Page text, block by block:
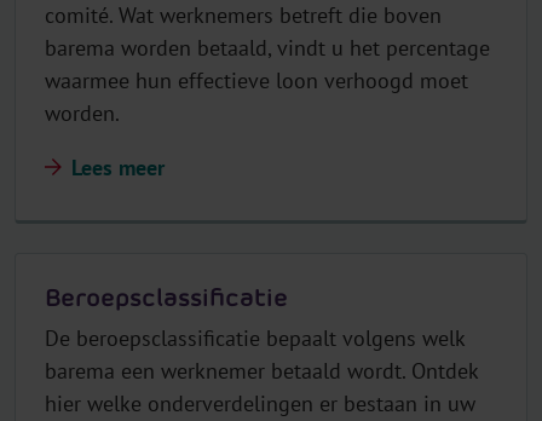
comité. Wat werknemers betreft die boven
barema worden betaald, vindt u het percentage
waarmee hun effectieve loon verhoogd moet
worden.
Lees meer
Beroepsclassificatie
De beroepsclassificatie bepaalt volgens welk
barema een werknemer betaald wordt. Ontdek
hier welke onderverdelingen er bestaan in uw